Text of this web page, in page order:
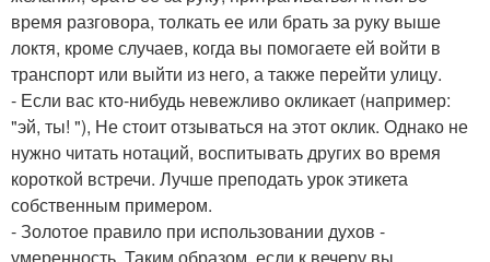
время разговора, толкать ее или брать за руку выше
локтя, кроме случаев, когда вы помогаете ей войти в
транспорт или выйти из него, а также перейти улицу.
- Если вас кто-нибудь невежливо окликает (например:
"эй, ты! "), Не стоит отзываться на этот оклик. Однако не
нужно читать нотаций, воспитывать других во время
короткой встречи. Лучше преподать урок этикета
собственным примером.
- Золотое правило при использовании духов -
умеренность. Таким образом, если к вечеру вы